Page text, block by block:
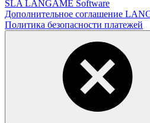
SLA LANGAME Software
Дополнительное соглашение
Политика безопасности платежей